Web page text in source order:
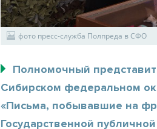
фото пресс-служба Полпреда в СФО
Полномочный
Сибирском федеральном
«Письма, побывавшие на
Государственной